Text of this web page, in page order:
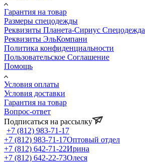
Гарантия на товар
Размеры спецодежды
Реквизиты Планета-Сириус Спецодежда
Реквизиты ЭльКомпани
Политика конфиденциальности
Пользовательское Соглашение
Помощь
Условия оплаты
Условия доставки
Гарантия на товар
Вопрос-ответ
Подписаться на рассылку
+7 (812) 983-71-17
+7 (812) 983-71-17Оптовый отдел
+7 (812) 642-71-22Ирина
+7 (812) 642-22-73Олеся